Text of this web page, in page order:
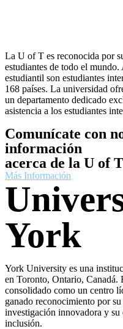
La U of T es reconocida por
estudiantes de todo el
estudiantil son estudiantes
168 países. La universidad
un departamento dedicado
asistencia a los estudiantes
Comunícate con
información
acerca de la U of T
Más Información
York
York University es una
en Toronto, Ontario, Canadá.
consolidado como un centro
ganado reconocimiento por
investigación innovadora y
inclusión.